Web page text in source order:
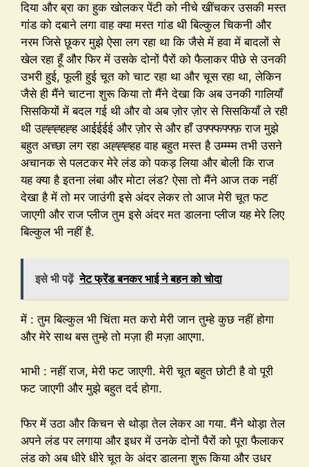
दिया और ब्रा का हुक खोलकर पेंटी को नीचे खींचकर उसकी मस्त
गांड को दबाने लगा वाह क्या मस्त गांड थी बिल्कुल चिकनी और
नरम जिसे छूकर मुझे ऐसा लग रहा था कि जैसे में हवा में बादलों से
खेल रहा हूँ और फिर में उसके दोनों पैरों को फैलाकर पीछे से उनकी
उभरी हुई, फूली हुई चूत को चाट रहा था और चूस रहा था, लेकिन
जैसे ही मैंने चाटना शुरू किया तो मैंने देखा कि अब उनकी गालियाँ
सिसकियों में बदल गई थी और वो अब ज़ोर ज़ोर से सिसकियाँ ले रही
थी उह्ह्ह्हह्ह आईईईई और ज़ोर से और हाँ उफ्फ्फफ्फ्फ़ राज मुझे
बहुत अच्छा लग रहा अह्ह्ह्हह वाह बहुत मस्त है उम्म्म्म तभी उसने
अचानक से पलटकर मेरे लंड को पकड़ लिया और बोली कि राज
यह क्या है इतना लंबा और मोटा लंड? ऐसा तो मैंने आज तक नहीं
देखा है में तो मर जाउंगी इसे अंदर लेकर तो आज मेरी चूत फट
जाएगी और राज प्लीज तुम इसे अंदर मत डालना प्लीज यह मेरे लिए
बिल्कुल भी नहीं है.
इसे भी पढ़ें नेट फ्रेंड बनकर भाई ने बहन को चोदा
में : तुम बिल्कुल भी चिंता मत करो मेरी जान तुम्हे कुछ नहीं होगा
और मेरे साथ बस तुम्हे तो मज़ा ही मज़ा आएगा.
भाभी : नहीं राज, मेरी फट जाएगी. मेरी चूत बहुत छोटी है वो पूरी
फट जाएगी और मुझे बहुत दर्द होगा.
फिर में उठा और किचन से थोड़ा तेल लेकर आ गया. मैंने थोड़ा तेल
अपने लंड पर लगाया और इधर में उनके दोनों पैरों को पूरा फैलाकर
लंड को अब धीरे धीरे चूत के अंदर डालना शुरू किया और उधर